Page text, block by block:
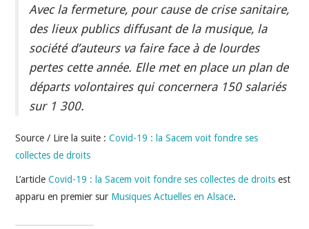
LES LABELS
INDÉPENDANTS
DOKO
Avec la fermeture, pour cause de crise sanitaire,
des lieux publics diffusant de la musique, la
société d’auteurs va faire face à de lourdes
pertes cette année. Elle met en place un plan de
départs volontaires qui concernera 150 salariés
sur 1 300.
Source / Lire la suite :Covid-19 : la Sacem voit fondre ses
collectes de droits
L’articleCovid-19 : la Sacem voit fondre ses collectes de droits est
apparu en premier sur Musiques Actuelles en Alsace.